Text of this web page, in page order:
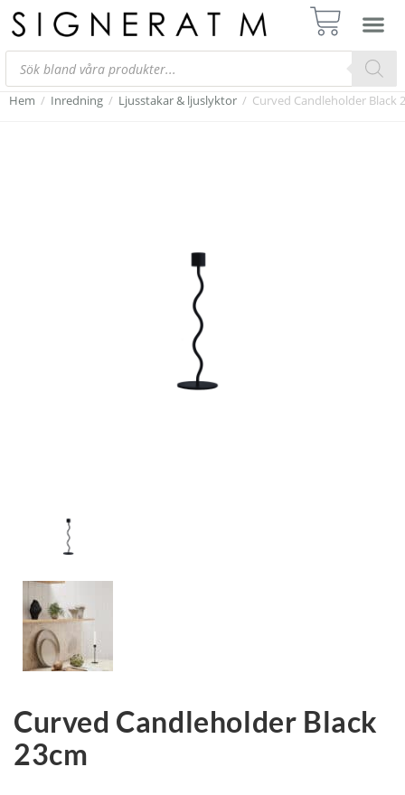
Hem / Inredning / Ljusstakar & ljuslyktor / Curved Candleholder Black
Curved Candleholder Black
23cm